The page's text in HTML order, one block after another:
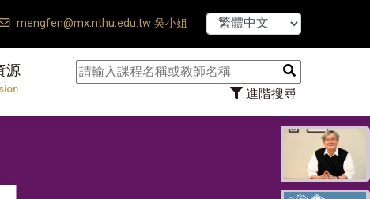
mengfen@mx.nthu.edu.tw 吳小姐
源
進階搜尋
【7/31】114學年